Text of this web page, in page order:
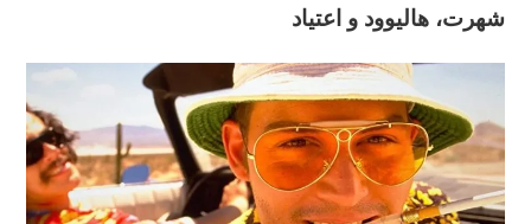
شهرت، هالیوود و اعتیاد